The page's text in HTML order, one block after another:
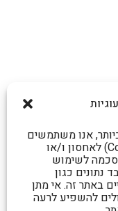
אנו משתמשים
בטכנולוגיות כמו עוגיות (Cookies) לאחסון ו/או
לשימוש
נתונים כגון
באתר זה. אי מתן
להשפיע לרעה